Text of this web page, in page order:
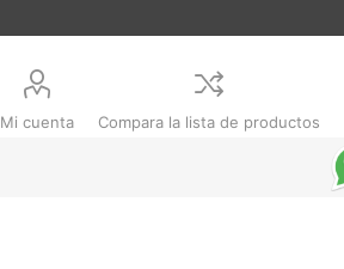
Mi cuenta Compara la lista de productos